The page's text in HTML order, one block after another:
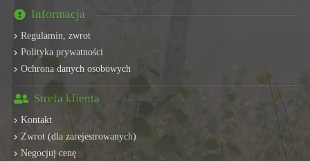
Informacja
Regulamin, zwrot
Polityka prywatności
Ochrona danych osobowych
Strefa klienta
Kontakt
Zwrot (dla zarejestrowanych)
Negocjuj cenę